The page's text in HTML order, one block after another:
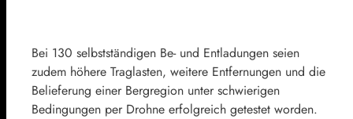
Bei 130 selbstständigen Be- und Entladungen seien
zudem höhere Traglasten, weitere Entfernungen und die
Belieferung einer Bergregion unter schwierigen
Bedingungen per Drohne erfolgreich getestet worden.